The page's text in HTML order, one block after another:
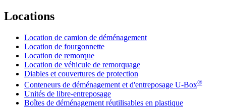
Locations
Location de camion de déménagement
Location de fourgonnette
Location de remorque
Location de véhicule de remorquage
Diables et couvertures de protection
Conteneurs de déménagement et d'entreposage U-Box®
Unités de libre-entreposage
Boîtes de déménagement réutilisables en plastique